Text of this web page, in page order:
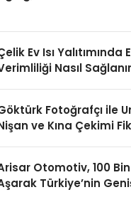
Ev Isı Yalıtımında
Nasıl
Fotoğrafçı ile
ve Kına Çekimi
Otomotiv, 100
Türkiye’nin